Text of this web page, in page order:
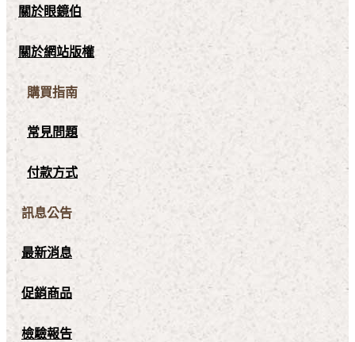
關於眼鏡伯
關於網站版權
購買指南
常見問題
付款方式
訊息公告
最新消息
促銷商品
檢驗報告